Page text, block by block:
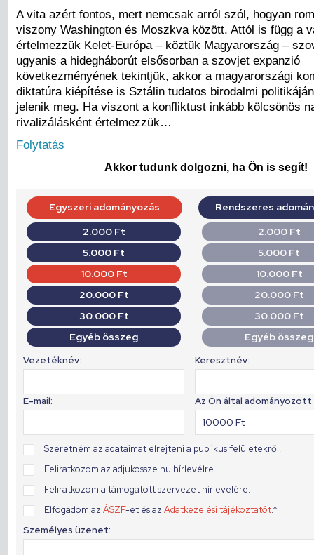
A vita azért fontos, mert nemcsak arról szól, hogyan
viszony Washington és Moszkva között. Attól is függ a
értelmezzük Kelet-Európa – köztük Magyarország –
ugyanis a hidegháborút elsősorban a szovjet expanzió
következményének tekintjük, akkor a magyarországi
diktatúra kiépítése is Sztálin tudatos birodalmi
jelenik meg. Ha viszont a konfliktust inkább kölcsönös
rivalizálásként értelmezzük…
Folytatás
Akkor tudunk dolgozni, ha Ön is segít!